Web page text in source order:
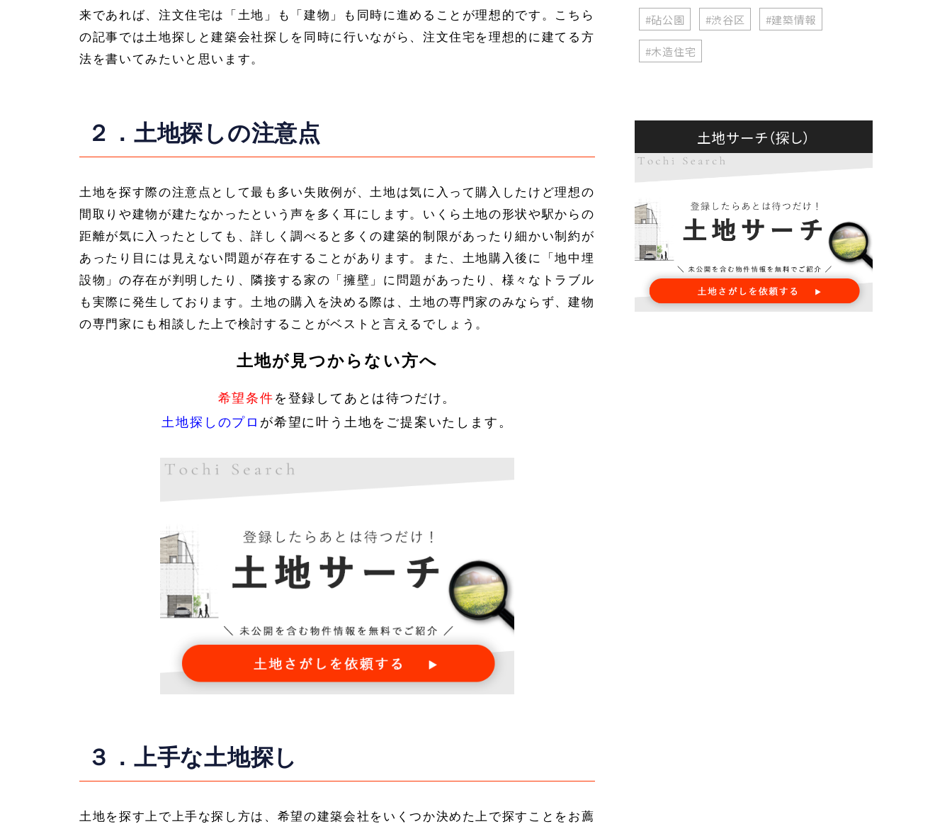
来であれば、注文住宅は「土地」も「建物」も同時に進めることが理想的です。こちら
の記事では土地探しと建築会社探しを同時に行いながら、注文住宅を理想的に建てる方
法を書いてみたいと思います。
２．土地探しの注意点
土地を探す際の注意点として最も多い失敗例が、土地は気に入って購入したけど理想の
間取りや建物が建たなかったという声を多く耳にします。いくら土地の形状や駅からの
距離が気に入ったとしても、詳しく調べると多くの建築的制限があったり細かい制約が
あったり目には見えない問題が存在することがあります。また、土地購入後に「地中埋
設物」の存在が判明したり、隣接する家の「擁壁」に問題があったり、様々なトラブル
も実際に発生しております。土地の購入を決める際は、土地の専門家のみならず、建物
の専門家にも相談した上で検討することがベストと言えるでしょう。
土地が見つからない方へ
希望条件 を登録してあとは待つだけ。
土地探しのプロ が希望に叶う土地をご提案いたします。
３．上手な土地探し
土地を探す上で上手な探し方は、希望の建築会社をいくつか決めた上で探すことをお薦
#砧公園 #渋谷区 #建築情報
#木造住宅
土地サーチ（探し）